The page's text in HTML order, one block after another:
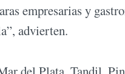
empresarias y
advierten.